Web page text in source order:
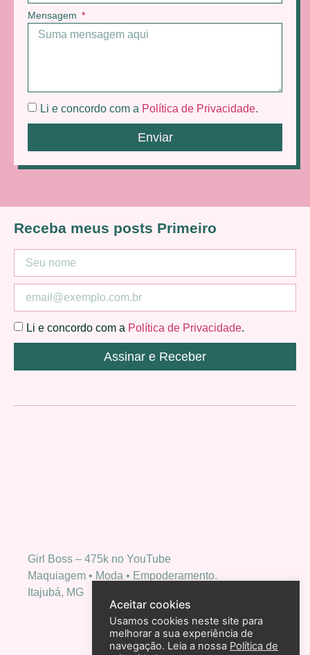
Mensagem
Li e concordo com a Política de Privacidade.
Enviar
Girl Boss – 475k no YouTube
Maquiagem • Moda • Empoderamento.
Itajubá, MG
Receba meus posts Primeiro
Li e concordo com a Política de Privacidade.
Assinar e Receber
Aceitar cookies
Usamos cookies neste site para
melhorar a sua experiência de
navegação. Leia a nossa Política de